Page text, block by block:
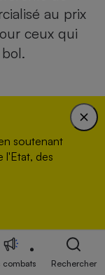
au prix
ceux qui
ses vidéos
cibler la
cliquant
seront
la vidéo.
soutenant
l'Etat, des
combats Rechercher